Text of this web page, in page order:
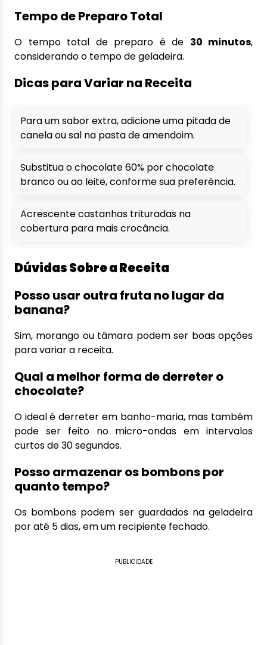
Tempo de Preparo Total
O tempo total de preparo é de 30 minutos,
considerando o tempo de geladeira.
Dicas para Variar na Receita
Para um sabor extra, adicione uma pitada de
canela ou sal na pasta de amendoim.
Substitua o chocolate 60% por chocolate
branco ou ao leite, conforme sua preferência.
Acrescente castanhas trituradas na
cobertura para mais crocância.
Dúvidas Sobre a Receita
Posso usar outra fruta no lugar da
banana?
Sim, morango ou tâmara podem ser boas opções
para variar a receita.
Qual a melhor forma de derreter o
chocolate?
O ideal é derreter em banho-maria, mas também
pode ser feito no micro-ondas em intervalos
curtos de 30 segundos.
Posso armazenar os bombons por
quanto tempo?
Os bombons podem ser guardados na geladeira
por até 5 dias, em um recipiente fechado.
PUBLICIDADE